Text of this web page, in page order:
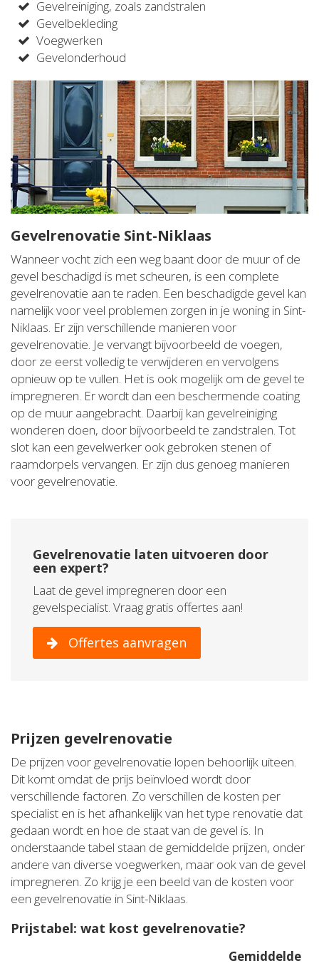
Gevelreiniging, zoals zandstralen
Gevelbekleding
Voegwerken
Gevelonderhoud
Gevelrenovatie Sint-Niklaas
Wanneer vocht zich een weg baant door de muur of de
gevel beschadigd is met scheuren, is een complete
gevelrenovatie aan te raden. Een beschadigde gevel kan
namelijk voor veel problemen zorgen in je woning in Sint-
Niklaas. Er zijn verschillende manieren voor
gevelrenovatie. Je vervangt bijvoorbeeld de voegen,
door ze eerst volledig te verwijderen en vervolgens
opnieuw op te vullen. Het is ook mogelijk om de gevel te
impregneren. Er wordt dan een beschermende coating
op de muur aangebracht. Daarbij kan gevelreiniging
wonderen doen, door bijvoorbeeld te zandstralen. Tot
slot kan een gevelwerker ook gebroken stenen of
raamdorpels vervangen. Er zijn dus genoeg manieren
voor gevelrenovatie.
Gevelrenovatie laten uitvoeren door
een expert?
Laat de gevel impregneren door een
gevelspecialist. Vraag gratis offertes aan!
Offertes aanvragen
Prijzen gevelrenovatie
De prijzen voor gevelrenovatie lopen behoorlijk uiteen.
Dit komt omdat de prijs beïnvloed wordt door
verschillende factoren. Zo verschillen de kosten per
specialist en is het afhankelijk van het type renovatie dat
gedaan wordt en hoe de staat van de gevel is. In
onderstaande tabel staan de gemiddelde prijzen, onder
andere van diverse voegwerken, maar ook van de gevel
impregneren. Zo krijg je een beeld van de kosten voor
een gevelrenovatie in Sint-Niklaas.
Prijstabel: wat kost gevelrenovatie?
Gemiddelde